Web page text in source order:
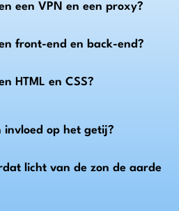
een VPN en een proxy?
front-end en back-end?
HTML en CSS?
invloed op het getij?
licht van de zon de aarde